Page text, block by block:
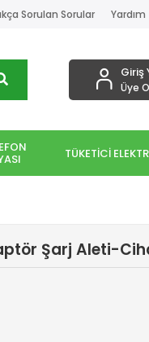
Sorulan Sorular Yardım
Giriş
Üye
TÜKETİCİ
Şarj Aleti-